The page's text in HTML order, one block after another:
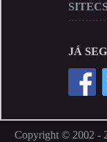
JÁ
Copyright © 2002 -